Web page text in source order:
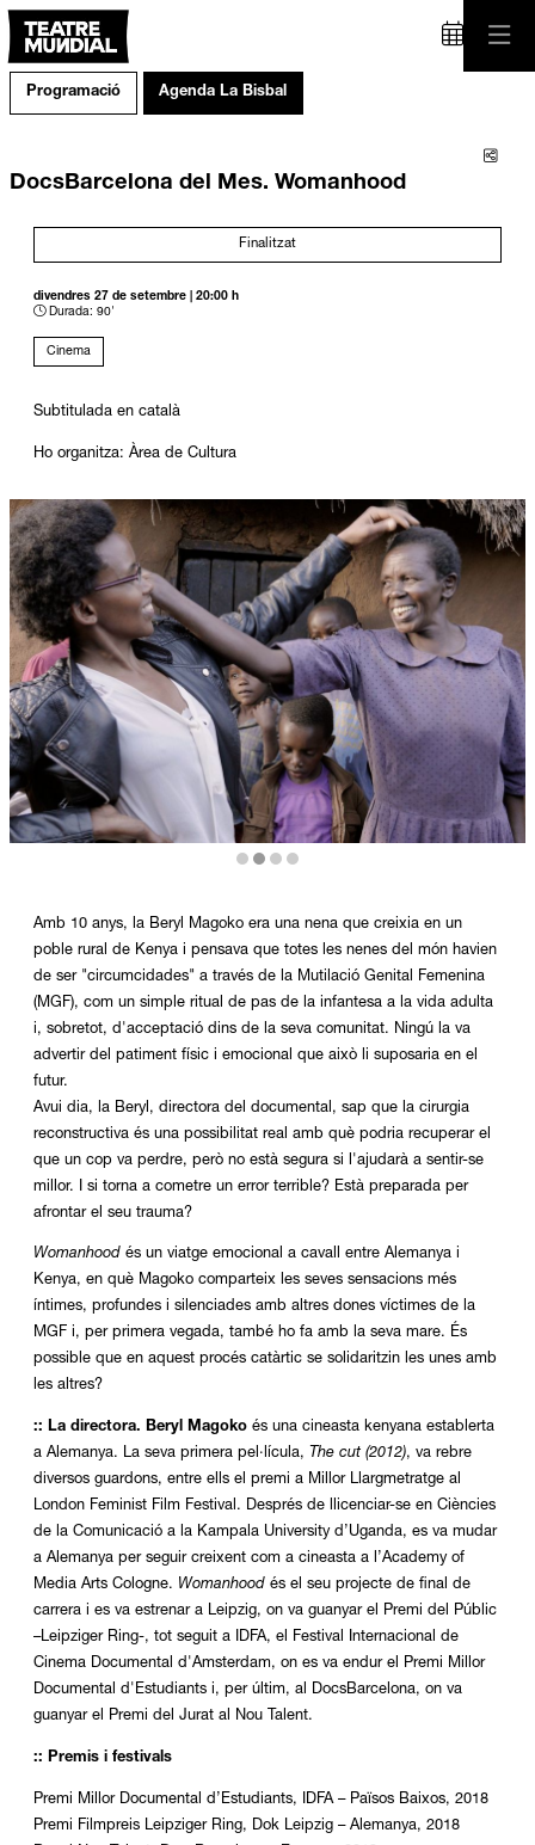
Programació Agenda La Bisbal
DocsBarcelona del Mes. Womanhood
Finalitzat
divendres 27 de setembre
20:00 h
Durada: 90'
Cinema
Subtitulada en català
Ho organitza: Àrea de Cultura
Amb 10 anys, la Beryl Magoko era una nena que creixia en un
poble rural de Kenya i pensava que totes les nenes del món havien
de ser "circumcidades" a través de la Mutilació Genital Femenina
(MGF), com un simple ritual de pas de la infantesa a la vida adulta
i, sobretot, d'acceptació dins de la seva comunitat. Ningú la va
advertir del patiment físic i emocional que això li suposaria en el
futur.
Avui dia, la Beryl, directora del documental, sap que la cirurgia
reconstructiva és una possibilitat real amb què podria recuperar el
que un cop va perdre, però no està segura si l'ajudarà a sentir-se
millor. I si torna a cometre un error terrible? Està preparada per
afrontar el seu trauma?
Womanhood és un viatge emocional a cavall entre Alemanya i
Kenya, en què Magoko comparteix les seves sensacions més
íntimes, profundes i silenciades amb altres dones víctimes de la
MGF i, per primera vegada, també ho fa amb la seva mare. És
possible que en aquest procés catàrtic se solidaritzin les unes amb
les altres?
:: La directora. Beryl Magoko és una cineasta kenyana establerta
a Alemanya. La seva primera pel·lícula, The cut (2012), va rebre
diversos guardons, entre ells el premi a Millor Llargmetratge al
London Feminist Film Festival. Després de llicenciar-se en Ciències
de la Comunicació a la Kampala University d’Uganda, es va mudar
a Alemanya per seguir creixent com a cineasta a l’Academy of
Media Arts Cologne. Womanhood és el seu projecte de final de
carrera i es va estrenar a Leipzig, on va guanyar el Premi del Públic
–Leipziger Ring-, tot seguit a IDFA, el Festival Internacional de
Cinema Documental d'Amsterdam, on es va endur el Premi Millor
Documental d'Estudiants i, per últim, al DocsBarcelona, on va
guanyar el Premi del Jurat al Nou Talent.
:: Premis i festivals
Premi Millor Documental d’Estudiants, IDFA – Països Baixos, 2018
Premi Filmpreis Leipziger Ring, Dok Leipzig – Alemanya, 2018